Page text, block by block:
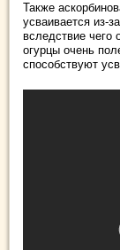
Также
усваивается из-
вследствие чего
огурцы очень
способствуют